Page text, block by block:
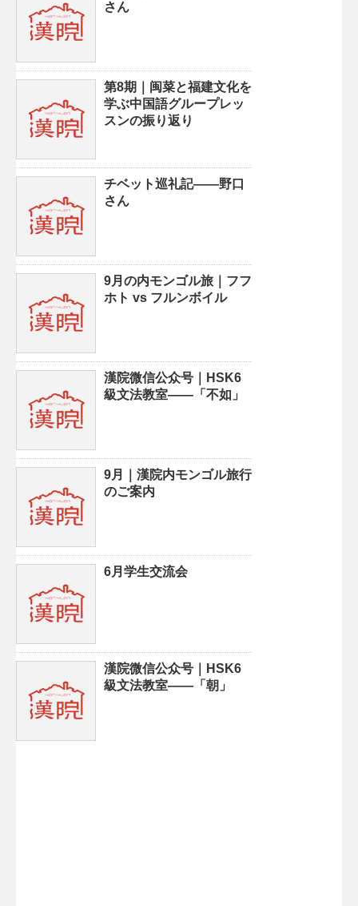
さん
第8期｜闽菜と福建文化を
学ぶ中国語グループレッ
スンの振り返り
チベット巡礼記——野口
さん
9月の内モンゴル旅｜フフ
ホト vs フルンボイル
漢院微信公众号｜HSK6
級文法教室——「不如」
9月｜漢院内モンゴル旅行
のご案内
6月学生交流会
漢院微信公众号｜HSK6
級文法教室——「朝」